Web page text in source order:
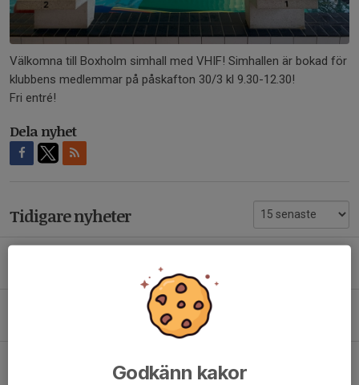
Välkomna till Boxholm simhall med VHIF! Simhallen är bokad för
klubbens medlemmar på påskafton 30/3 kl 9.30-12.30!
Fri entré!
Dela nyhet
Tidigare nyheter
Halloween 2025 - i år på Ekliden
16 dec 2024Godkänn kakor